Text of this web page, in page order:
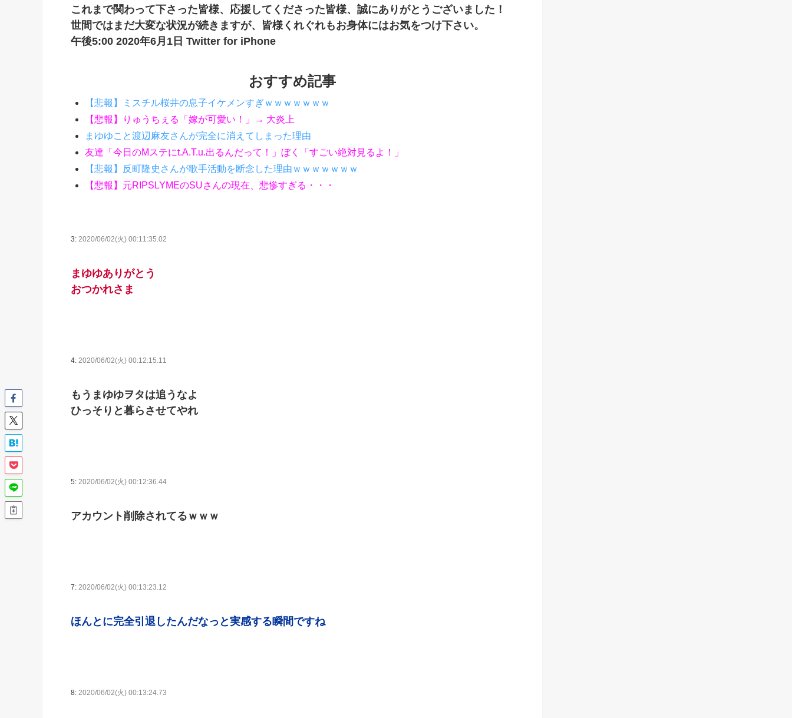
これまで関わって下さった皆様、応援してくださった皆様、誠にありがとうございました！
世間ではまだ大変な状況が続きますが、皆様くれぐれもお身体にはお気をつけ下さい。
午後5:00 2020年6月1日 Twitter for iPhone
おすすめ記事
【悲報】ミスチル桜井の息子イケメンすぎｗｗｗｗｗｗｗ
【悲報】りゅうちぇる「嫁が可愛い！」→ 大炎上
まゆゆこと渡辺麻友さんが完全に消えてしまった理由
友達「今日のMステにt.A.T.u.出るんだって！」ぼく「すごい絶対見るよ！」
【悲報】反町隆史さんが歌手活動を断念した理由ｗｗｗｗｗｗｗ
【悲報】元RIPSLYMEのSUさんの現在、悲惨すぎる・・・
3: 2020/06/02(火) 00:11:35.02
まゆゆありがとう
おつかれさま
4: 2020/06/02(火) 00:12:15.11
もうまゆゆヲタは追うなよ
ひっそりと暮らさせてやれ
5: 2020/06/02(火) 00:12:36.44
アカウント削除されてるｗｗｗ
7: 2020/06/02(火) 00:13:23.12
ほんとに完全引退したんだなっと実感する瞬間ですね
8: 2020/06/02(火) 00:13:24.73